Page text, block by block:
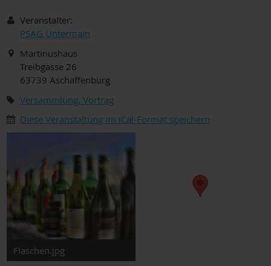
Veranstalter:
PSAG Untermain
Martinushaus
Treibgasse 26
63739 Aschaffenburg
Versammlung, Vortrag
Diese Veranstaltung im iCal-Format speichern
Flaschen.jpg